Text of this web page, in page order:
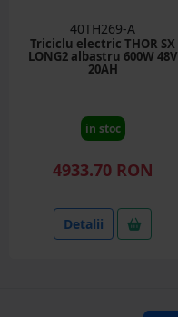
40TH269-A
Triciclu electric THOR SX
LONG2 albastru 600W 48V
20AH
in stoc
4933.70 RON
Detalii